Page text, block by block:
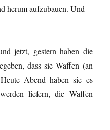
herum aufzubauen. Und
jetzt, gestern haben die
dass sie Waffen (an
Abend haben sie es
liefern, die Waffen